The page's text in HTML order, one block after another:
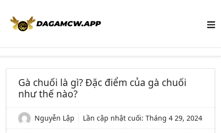
Gà chuối là gì? Đặc điểm của gà chuối
như thế nào?
Nguyễn Lập Lần cập nhật cuối: Tháng 4 29, 2024